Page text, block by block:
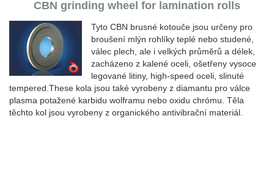
CBN grinding wheel for lamination rolls
Tyto CBN brusné kotouče jsou určeny pro
broušení mlýn rohlíky teplé nebo studené,
válec plech, ale i velkých průměrů a délek,
zacházeno z kalené oceli, ošetřeny vysoce
legované litiny, high-speed oceli, slinuté
tempered.These kola jsou také vyrobeny z diamantu pro válce
plasma potažené karbidu wolframu nebo oxidu chrómu. Těla
těchto kol jsou vyrobeny z organického antivibrační materiál.